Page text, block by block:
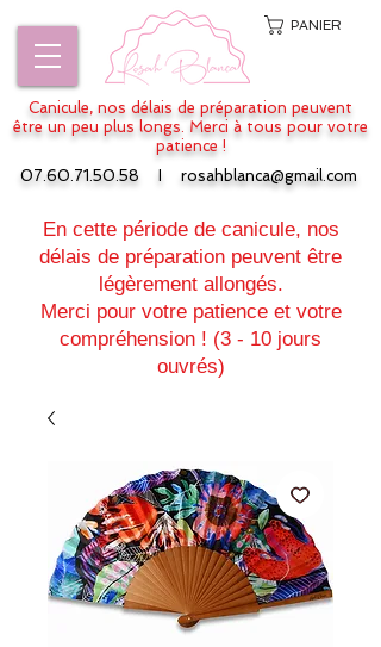
PANIER
Canicule, nos délais de préparation peuvent
être un peu plus longs. Merci à tous pour votre
patience !
07.60.71.50.58
rosahblanca@gmail.com
En cette période de canicule, nos
délais de préparation peuvent être
légèrement allongés.
Merci pour votre patience et votre
compréhension ! (3 - 10 jours
ouvrés)